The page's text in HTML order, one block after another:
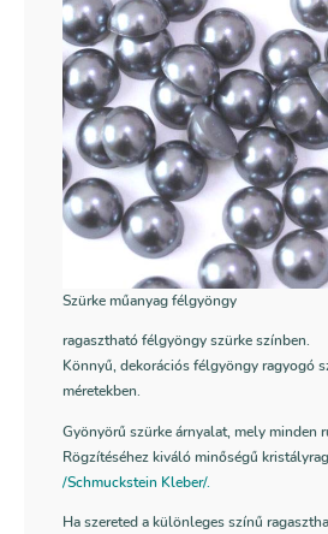
Szürke műanyag félgyöngy
ragasztható félgyöngy szürke színben.
Könnyű, dekorációs félgyöngy ragyogó
méretekben.
Gyönyörű szürke árnyalat, mely minden
Rögzítéséhez kiváló minőségű
/Schmuckstein Kleber/.
Ha szereted a különleges színű